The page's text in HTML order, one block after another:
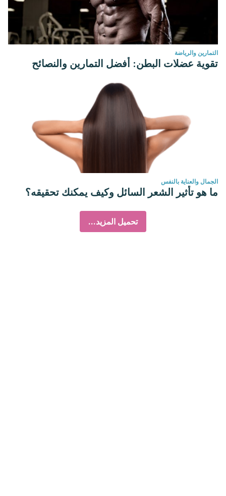
التمارين والرياضة
تقوية عضلات البطن: أفضل التمارين والنصائح
الجمال والعناية بالنفس
ما هو تأثير الشعر السائل وكيف يمكنك تحقيقه؟
تحميل المزيد...